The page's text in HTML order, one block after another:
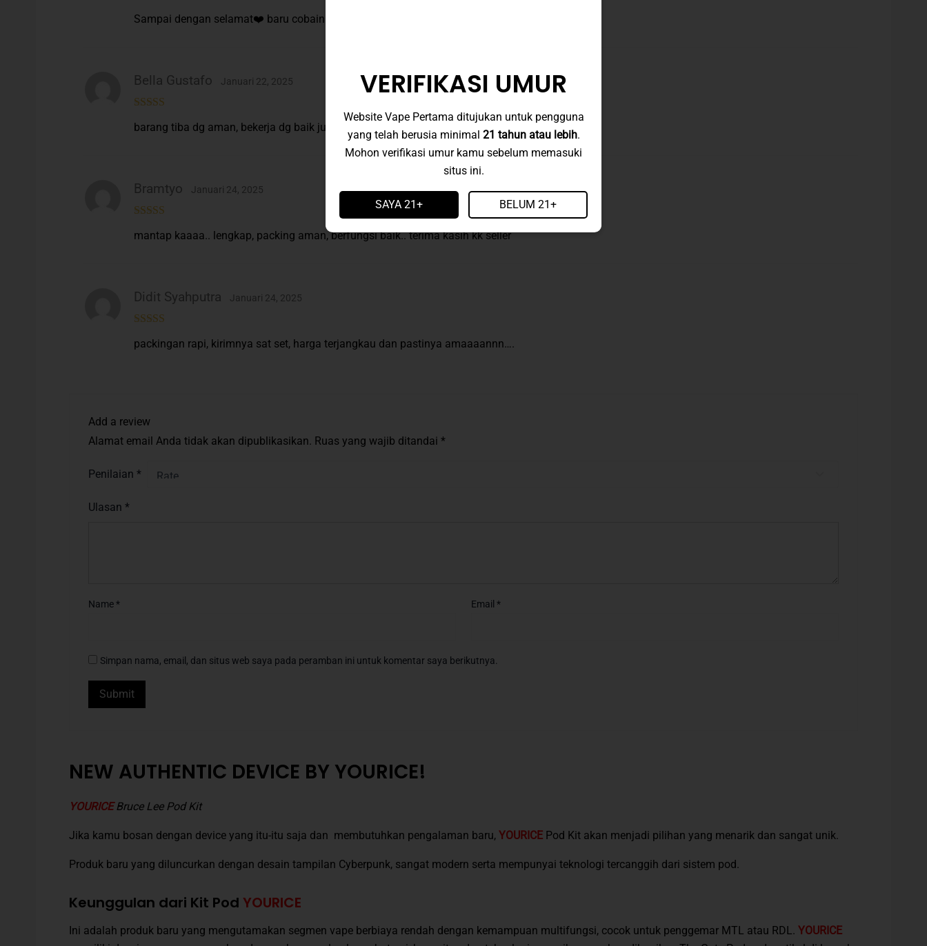
of 5
Sampai dengan selamat❤️ baru cobain CT Yourice semoga aweettt 🥰
of 5
Bella Gustafo Januari 22, 2025
barang tiba dg aman, bekerja dg baik juga 🙏🏻
of 5
Bramtyo Januari 24, 2025
mantap kaaaa.. lengkap, packing aman, berfungsi baik.. terima kasih kk seller
of 5
Didit Syahputra Januari 24, 2025
packingan rapi, kirimnya sat set, harga terjangkau dan pastinya amaaaannn….
Add a review
Alamat email Anda tidak akan dipublikasikan. Ruas yang wajib ditandai *
Penilaian *
Ulasan *
Name* Email *
Simpan nama, email, dan situs web saya pada peramban ini untuk komentar saya berikutnya.
NEW AUTHENTIC DEVICE BY YOURICE!
YOURICEBruce Lee Pod Kit
Jika kamu bosan dengan device yang itu-itu saja dan membutuhkan pengalaman baru, YOURICE Pod Kit akan menjadi pilihan yang menarik dan sangat unik.
Produk baru yang diluncurkan dengan desain tampilan Cyberpunk, sangat modern serta mempunyai teknologi tercanggih dari sistem pod.
Keunggulan dari Kit Pod YOURICE
Ini adalah produk baru yang mengutamakan segmen vape berbiaya rendah dengan kemampuan multifungsi, cocok untuk penggemar MTL atau RDL. YOURICE
VERIFIKASI UMUR
Website Vape Pertama ditujukan untuk pengguna
yang telah berusia minimal 21 tahun atau lebih.
Mohon verifikasi umur kamu sebelum memasuki
situs ini.
SAYA 21+ BELUM 21+